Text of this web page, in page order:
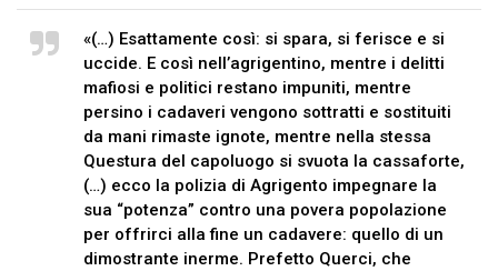
«(…) Esattamente così: si spara, si ferisce e si
uccide. E così nell’agrigentino, mentre i delitti
mafiosi e politici restano impuniti, mentre
persino i cadaveri vengono sottratti e sostituiti
da mani rimaste ignote, mentre nella stessa
Questura del capoluogo si svuota la cassaforte,
(…) ecco la polizia di Agrigento impegnare la
sua “potenza” contro una povera popolazione
per offrirci alla fine un cadavere: quello di un
dimostrante inerme. Prefetto Querci, che